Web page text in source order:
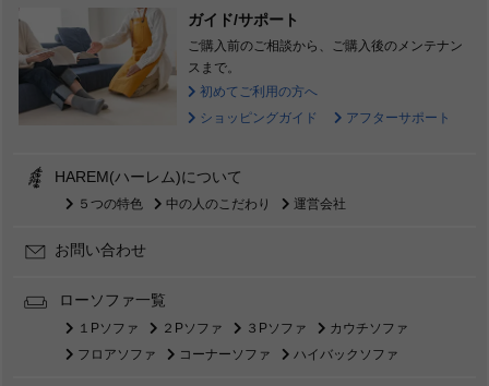
ガイド/サポート
ご購入前のご相談から、ご購入後のメンテナン
スまで。
初めてご利用の方へ
ショッピングガイド
アフターサポート
HAREM(ハーレム)について
５つの特色 中の人のこだわり 運営会社
お問い合わせ
ローソファ一覧
１Pソファ ２Pソファ ３Pソファ
カウチソファ
フロアソファ
コーナーソファ ハイバックソファ